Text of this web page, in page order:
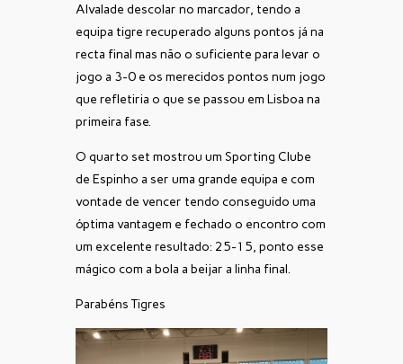
Alvalade descolar no marcador, tendo a
equipa tigre recuperado alguns pontos já na
recta final mas não o suficiente para levar o
jogo a 3-0 e os merecidos pontos num jogo
que refletiria o que se passou em Lisboa na
primeira fase.
O quarto set mostrou um Sporting Clube
de Espinho a ser uma grande equipa e com
vontade de vencer tendo conseguido uma
óptima vantagem e fechado o encontro com
um excelente resultado: 25-15, ponto esse
mágico com a bola a beijar a linha final.
Parabéns Tigres